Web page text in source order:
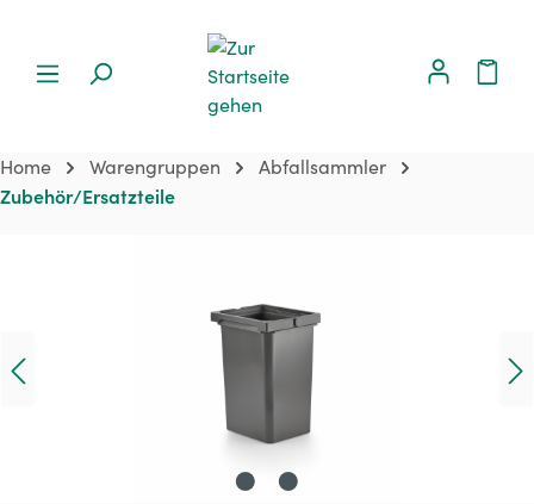
Home Warengruppen Abfallsammler
Zubehör/Ersatzteile